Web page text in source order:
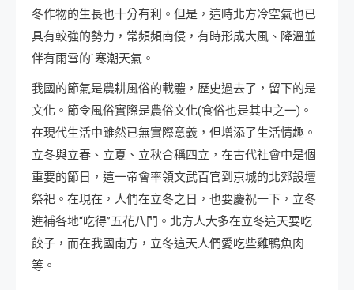
冬作物的生長也十分有利。但是，這時北方冷空氣也已
具有較強的勢力，常頻頻南侵，有時形成大風、降溫並
伴有雨雪的`寒潮天氣。
我國的節氣是農耕風俗的載體，歷史過去了，留下的是
文化。節令風俗實際是農俗文化(食俗也是其中之一)。
在現代生活中雖然已無實際意義，但增添了生活情趣。
立冬與立春、立夏、立秋合稱四立，在古代社會中是個
重要的節日，這一帝會率領文武百官到京城的北郊設壇
祭祀。在現在，人們在立冬之日，也要慶祝一下，立冬
進補各地“吃得”五花八門。北方人大多在立冬這天要吃
餃子，而在我國南方，立冬這天人們愛吃些雞鴨魚肉
等。